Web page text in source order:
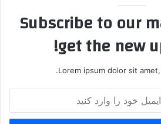
Subscribe to our
get the new
Lorem ipsum dolor sit